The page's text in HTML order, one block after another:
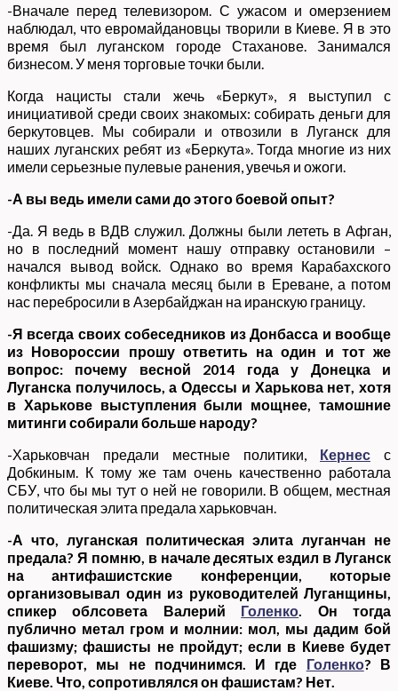
-Вначале перед телевизором. С ужасом и омерзением
наблюдал, что евромайдановцы творили в Киеве. Я в это
время был луганском городе Стаханове. Занимался
бизнесом. У меня торговые точки были.
Когда нацисты стали жечь «Беркут», я выступил с
инициативой среди своих знакомых: собирать деньги для
беркутовцев. Мы собирали и отвозили в Луганск для
наших луганских ребят из «Беркута». Тогда многие из них
имели серьезные пулевые ранения, увечья и ожоги.
-А вы ведь имели сами до этого боевой опыт?
-Да. Я ведь в ВДВ служил. Должны были лететь в Афган,
но в последний момент нашу отправку остановили –
начался вывод войск. Однако во время Карабахского
конфликты мы сначала месяц были в Ереване, а потом
нас перебросили в Азербайджан на иранскую границу.
-Я всегда своих собеседников из Донбасса и вообще
из Новороссии прошу ответить на один и тот же
вопрос: почему весной 2014 года у Донецка и
Луганска получилось, а Одессы и Харькова нет, хотя
в Харькове выступления были мощнее, тамошние
митинги собирали больше народу?
-Харьковчан предали местные политики, Кернес с
Добкиным. К тому же там очень качественно работала
СБУ, что бы мы тут о ней не говорили. В общем, местная
политическая элита предала харьковчан.
-А что, луганская политическая элита луганчан не
предала? Я помню, в начале десятых ездил в Луганск
на антифашистские конференции, которые
организовывал один из руководителей Луганщины,
спикер облсовета Валерий Голенко. Он тогда
публично метал гром и молнии: мол, мы дадим бой
фашизму; фашисты не пройдут; если в Киеве будет
переворот, мы не подчинимся. И где Голенко? В
Киеве. Что, сопротивлялся он фашистам? Нет.